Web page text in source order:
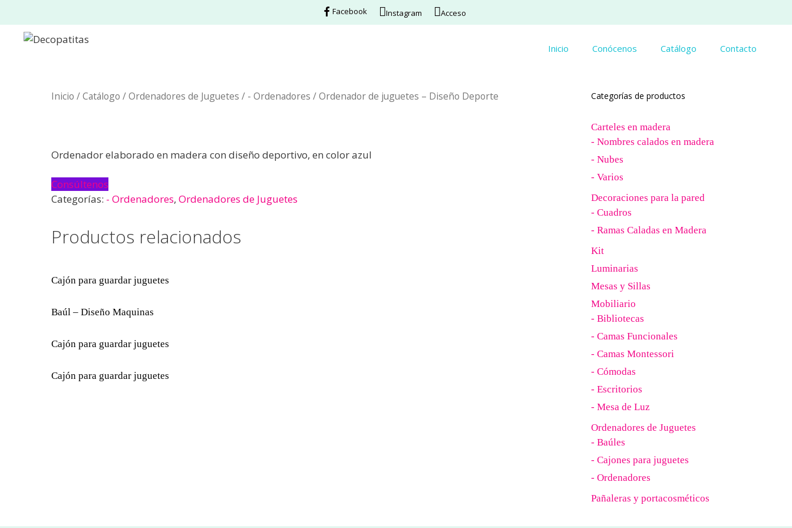
al
contenido
Facebook Instagram Acceso
Inicio Conócenos Catálogo Contacto
Inicio /Catálogo /Ordenadores de Juguetes / - Ordenadores / Ordenador de juguetes – Diseño Deporte
Ordenador elaborado en madera con diseño deportivo, en color azul
Consúltenos
Categorías: - Ordenadores, Ordenadores de Juguetes
Productos relacionados
Cajón para guardar juguetes
Baúl – Diseño Maquinas
Cajón para guardar juguetes
Cajón para guardar juguetes
Categorías de productos
Carteles en madera
- Nombres calados en madera
- Nubes
- Varios
Decoraciones para la pared
- Cuadros
- Ramas Caladas en Madera
Kit
Luminarias
Mesas y Sillas
Mobiliario
- Bibliotecas
- Camas Funcionales
- Camas Montessori
- Cómodas
- Escritorios
- Mesa de Luz
Ordenadores de Juguetes
- Baúles
- Cajones para juguetes
- Ordenadores
Pañaleras y portacosméticos